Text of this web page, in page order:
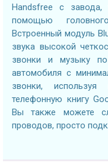
Handsfree с
помощью
Встроенный модуль
звука высокой
звонки и музыку
автомобиля с
звонки, используя
телефонную книгу
Вы также можете
проводов, просто